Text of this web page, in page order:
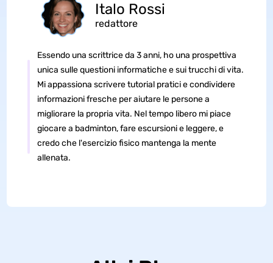
Italo Rossi
redattore
Essendo una scrittrice da 3 anni, ho una prospettiva
unica sulle questioni informatiche e sui trucchi di vita.
Mi appassiona scrivere tutorial pratici e condividere
informazioni fresche per aiutare le persone a
migliorare la propria vita. Nel tempo libero mi piace
giocare a badminton, fare escursioni e leggere, e
credo che l'esercizio fisico mantenga la mente
allenata.